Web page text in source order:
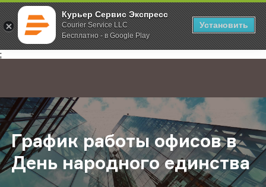
Курьер Сервис Экспресс
Courier Service LLC
Бесплатно - в Google Play
Установить
;
Главная О компании Новости График работы офисов в День
График работы офисов в
День народного единства